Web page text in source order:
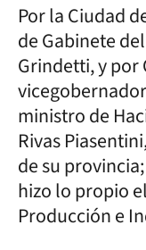
Por la Ciudad
de Gabinete
Grindetti, y por
ministro de
Rivas
de su
hizo lo propio
Producción e